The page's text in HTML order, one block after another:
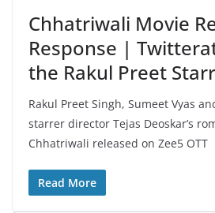
Chhatriwali Movie
Response |
the Rakul Preet
Rakul Preet Singh, Sumeet Vyas
starrer director Tejas Deoskar’s
Chhatriwali released on Zee5 OTT
Read More